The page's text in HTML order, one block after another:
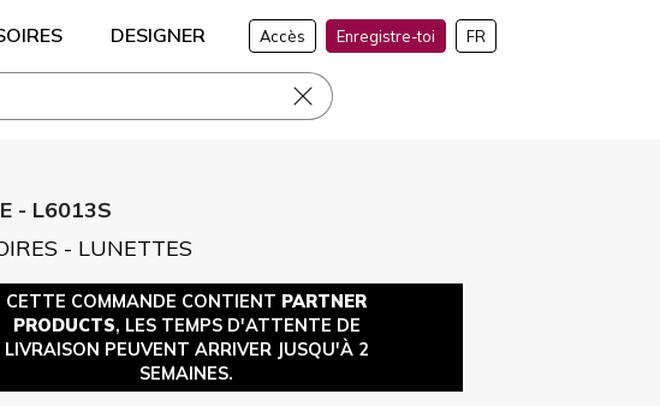
DESIGNER Accès Enregistre-toi FR
- L6013S
- LUNETTES
CETTE COMMANDE CONTIENT PARTNER
PRODUCTS, LES TEMPS D'ATTENTE DE
LIVRAISON PEUVENT ARRIVER JUSQU'À 2
SEMAINES.